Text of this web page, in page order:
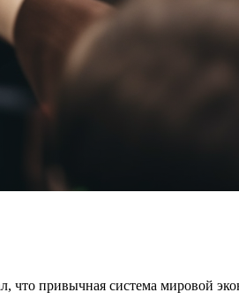
что привычная система мировой